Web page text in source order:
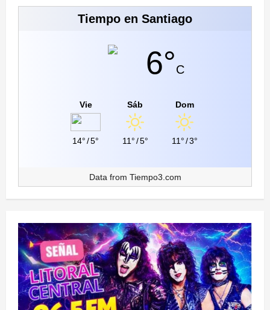
Tiempo en Santiago
6°C
Vie
14°/5°
Sáb
11°/5°
Dom
11°/3°
Data from Tiempo3.com